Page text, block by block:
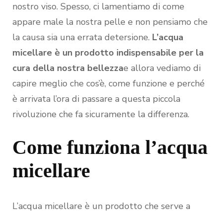
nostro viso. Spesso, ci lamentiamo di come
appare male la nostra pelle e non pensiamo che
la causa sia una errata detersione. L’acqua
micellare è un prodotto indispensabile per la
cura della nostra bellezzae allora vediamo di
capire meglio che cos’è, come funzione e perché
è arrivata l’ora di passare a questa piccola
rivoluzione che fa sicuramente la differenza.
Come funziona l’acqua
micellare
L’acqua micellare è un prodotto che serve a